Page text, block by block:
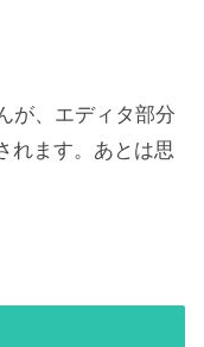
が、エディタ部分
れます。あとは思